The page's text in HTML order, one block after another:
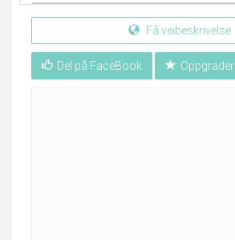
Få veibeskrivelse
Del på FaceBook Oppgrader